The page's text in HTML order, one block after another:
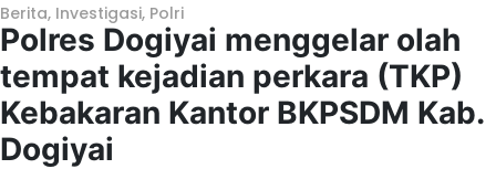
Berita, Investigasi, Polri
Polres Dogiyai menggelar olah
tempat kejadian perkara (TKP)
Kebakaran Kantor BKPSDM Kab.
Dogiyai